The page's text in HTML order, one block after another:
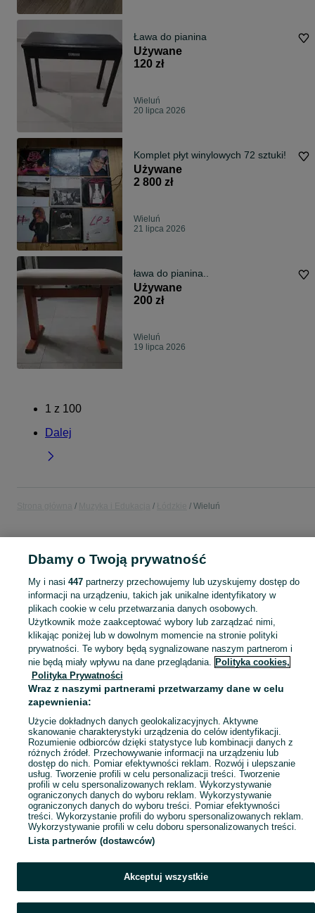
Ława do pianina
Używane
120 zł
Wieluń
20 lipca 2026
Komplet płyt winylowych 72 sztuki!
Używane
2 800 zł
Wieluń
21 lipca 2026
ława do pianina..
Używane
200 zł
Wieluń
19 lipca 2026
1 z 100
Dalej
Wieluń
KATEGORIA
Sprzedaż towarów dla relaksu, twórczości i nauki Wieluń ▶️ Nowe i używane instrumenty, książki, filmy i inne ✌ Kupuj i sprzedawaj na OLX.pl!
Mapa kategorii
Mapa miejscowości
Mapa ministron
Popularne wyszukiwania
Dbamy o Twoją prywatność
My i nasi 447partnerzy przechowujemy lub uzyskujemy dostęp do
informacji na urządzeniu, takich jak unikalne identyfikatory w
plikach cookie w celu przetwarzania danych osobowych.
Użytkownik może zaakceptować wybory lub zarządzać nimi,
klikając poniżej lub w dowolnym momencie na stronie polityki
prywatności. Te wybory będą sygnalizowane naszym partnerom i
nie będą miały wpływu na dane przeglądania. Polityka cookies,
Polityka Prywatności
Wraz z naszymi partnerami przetwarzamy dane w celu
zapewnienia:
Użycie dokładnych danych geolokalizacyjnych. Aktywne
skanowanie charakterystyki urządzenia do celów identyfikacji.
Rozumienie odbiorców dzięki statystyce lub kombinacji danych z
różnych źródeł. Przechowywanie informacji na urządzeniu lub
dostęp do nich. Pomiar efektywności reklam. Rozwój i ulepszanie
usług. Tworzenie profili w celu personalizacji treści. Tworzenie
profili w celu spersonalizowanych reklam. Wykorzystywanie
ograniczonych danych do wyboru reklam. Wykorzystywanie
ograniczonych danych do wyboru treści. Pomiar efektywności
treści. Wykorzystanie profili do wyboru spersonalizowanych reklam.
Wykorzystywanie profili w celu doboru spersonalizowanych treści.
Lista partnerów (dostawców)
Akceptuj wszystkie